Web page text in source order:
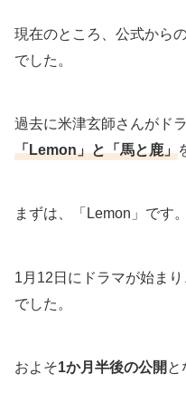
現在のところ、公式から
でした。
過去に米津玄師さんがド
「Lemon」と「馬と鹿」
まずは、「Lemon」です。
1月12日にドラマが始ま
でした。
およそ1か月半後の公開 と